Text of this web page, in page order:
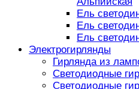
Ель
Ель
Ель
Электрогирлянды
Гирлянда из
Светодиодные
Светодиодные